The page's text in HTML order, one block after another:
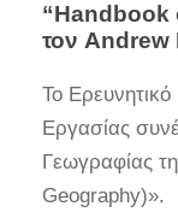
τον Andrew
Το
Εργασίας
Γεωγραφίας
Geography)».